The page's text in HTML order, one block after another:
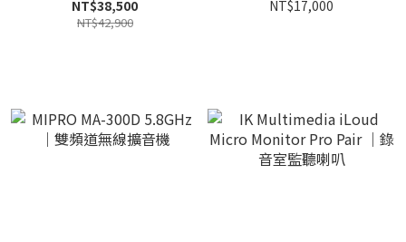
NT$38,500
NT$42,900
NT$17,000